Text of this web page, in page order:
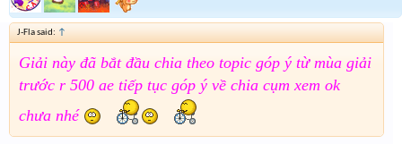
J-Fla said: ↑
Giải này đã bắt đầu chia theo topic góp ý từ mùa giải
trước r 500 ae tiếp tục góp ý về chia cụm xem ok
chưa nhé